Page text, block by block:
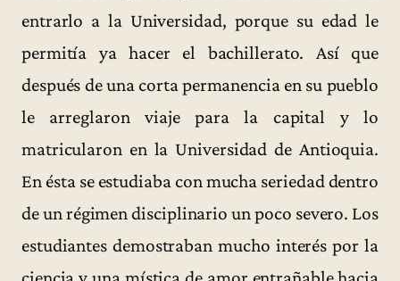
entrarlo a la Universidad, porque su edad le
permitía ya hacer el bachillerato. Así que
después de una corta permanencia en su pueblo
le arreglaron viaje para la capital y lo
matricularon en la Universidad de Antioquia.
En ésta se estudiaba con mucha seriedad dentro
de un régimen disciplinario un poco severo. Los
estudiantes demostraban mucho interés por la